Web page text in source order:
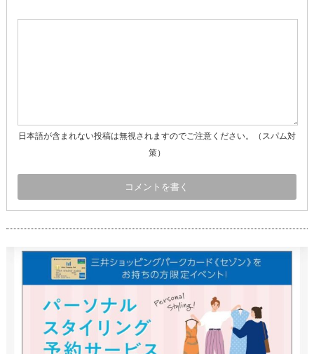
日本語が含まれない投稿は無視されますのでご注意ください。（スパム対
策）